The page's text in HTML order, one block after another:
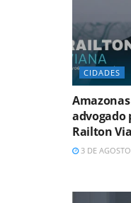
CIDADES
advogado
Railton
3 DE